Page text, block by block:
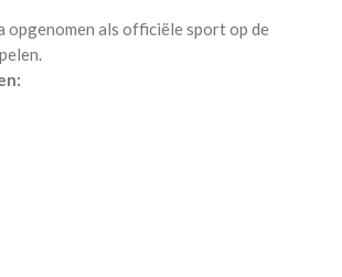
opgenomen als officiële sport op de